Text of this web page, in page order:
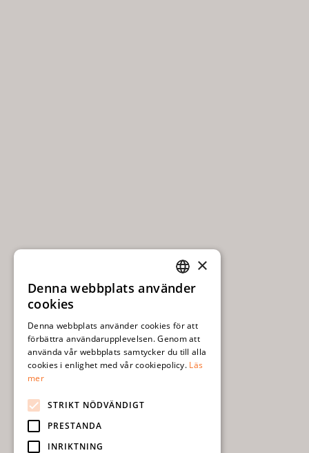
SWEDISH
×
Denna webbplats använder
cookies
Denna webbplats använder cookies för att
förbättra användarupplevelsen. Genom att
använda vår webbplats samtycker du till alla
cookies i enlighet med vår cookiepolicy. Läs
mer
STRIKT NÖDVÄNDIGT
PRESTANDA
INRIKTNING